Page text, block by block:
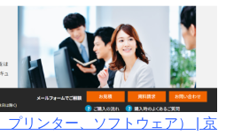
プリンター、ソフトウェア） | 京